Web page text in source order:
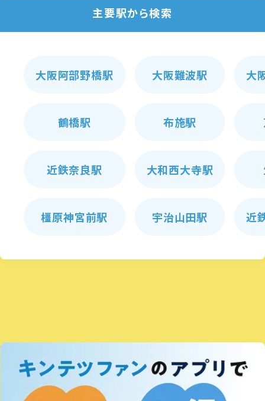
主要駅から検索
大阪阿部野橋駅 大阪難波駅 大
鶴橋駅 布施駅
近鉄奈良駅 大和西大寺駅
橿原神宮前駅 宇治山田駅 近